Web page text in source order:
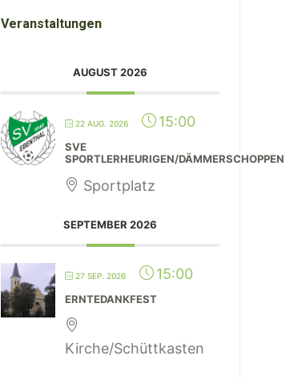
Veranstaltungen
AUGUST 2026
22 AUG. 2026 15:00
SVE
SPORTLERHEURIGEN/DÄMMERSCHOPPEN
Sportplatz
SEPTEMBER 2026
27 SEP. 2026 15:00
ERNTEDANKFEST
Kirche/Schüttkasten